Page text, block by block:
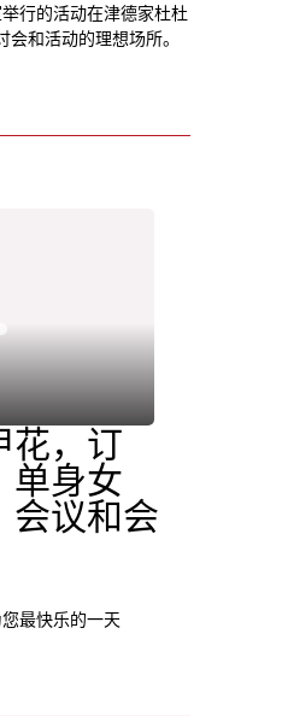
行的活动在津德家杜杜
和活动的理想场所。
花，订
单身女
会议和会
最快乐的一天